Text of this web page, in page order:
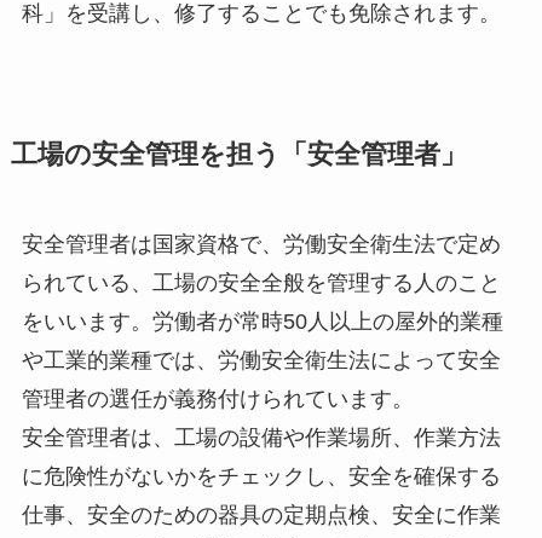
科」を受講し、修了することでも免除されます。
工場の安全管理を担う「安全管理者」
安全管理者は国家資格で、労働安全衛生法で定め
られている、工場の安全全般を管理する人のこと
をいいます。労働者が常時50人以上の屋外的業種
や工業的業種では、労働安全衛生法によって安全
管理者の選任が義務付けられています。
安全管理者は、工場の設備や作業場所、作業方法
に危険性がないかをチェックし、安全を確保する
仕事、安全のための器具の定期点検、安全に作業